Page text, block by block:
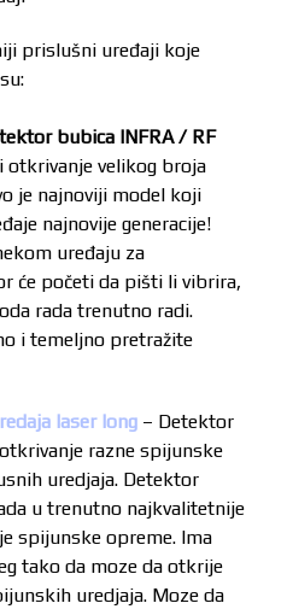
prislušni uređaji koje
bubica INFRA / RF
otkrivanje velikog broja
je najnoviji model koji
najnovije generacije!
uređaju za
će početi da pišti li vibrira,
rada trenutno radi.
i temeljno pretražite
laser long – Detektor
razne spijunske
uredjaja. Detektor
u trenutno najkvalitetnije
spijunske opreme. Ima
tako da moze da otkrije
uredjaja. Moze da